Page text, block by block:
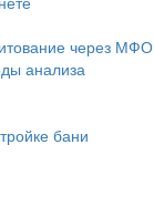
через МФО
анализа
бани